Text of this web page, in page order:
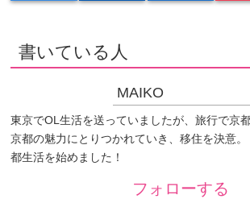
書いている人
MAIKO
東京でOL生活を送っていましたが、旅行で京
京都の魅力にとりつかれていき、移住を決意
都生活を始めました！
フォローする